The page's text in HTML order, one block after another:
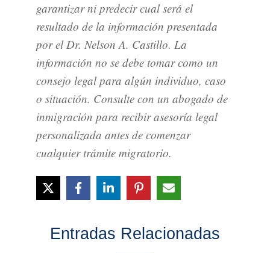
garantizar ni predecir cual será el
resultado de la información presentada
por el Dr. Nelson A. Castillo. La
información no se debe tomar como un
consejo legal para algún individuo, caso
o situación. Consulte con un abogado de
inmigración para recibir asesoría legal
personalizada antes de comenzar
cualquier trámite migratorio.
Entradas Relacionadas